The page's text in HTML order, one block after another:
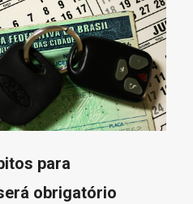
para
obrigatório